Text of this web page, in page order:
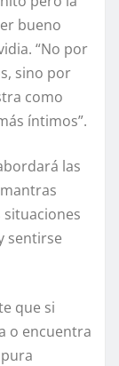
bueno
“No por
sino por
como
íntimos”.
las
sentirse
que si
o encuentra